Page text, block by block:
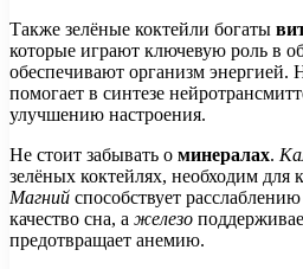
Также зелёные коктейли богаты
которые играют ключевую роль в
обеспечивают организм энергией.
помогает в синтезе
улучшению настроения.
Не стоит забывать о минералах.
зелёных коктейлях, необходим для
Магний способствует
качество сна, а железо
предотвращает анемию.